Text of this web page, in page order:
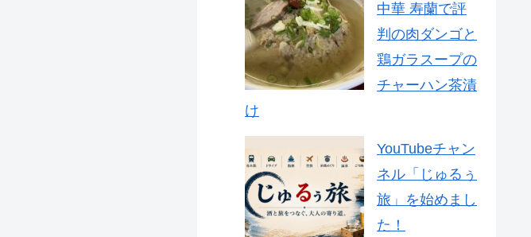
中華 寿蘭で評
判の肉ダンゴと
鶏ガラスープの
チャーハン茶漬
け
YouTubeチャン
ネル「じゅるぅ
旅」を始めまし
た！